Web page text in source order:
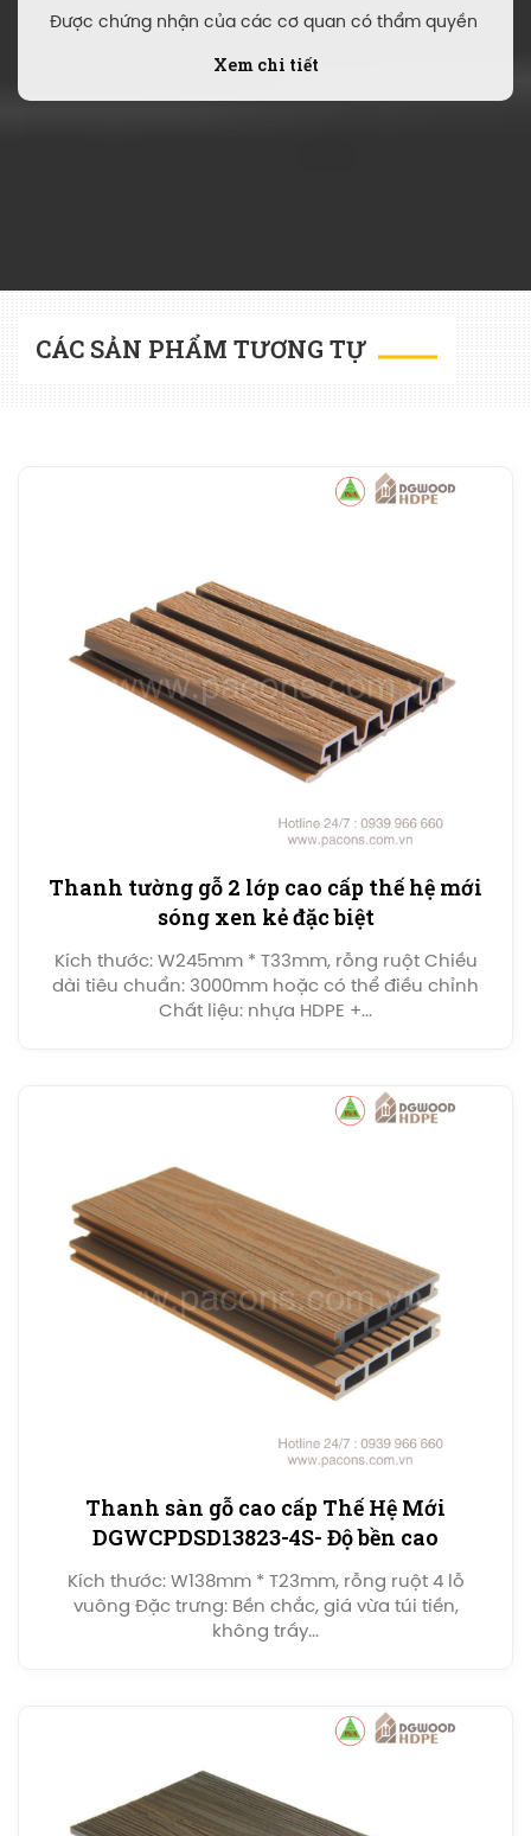
Được chứng nhận của các cơ quan có thẩm quyền
Xem chi tiết
CÁC SẢN PHẨM TƯƠNG TỰ
Thanh tường gỗ 2 lớp cao cấp thế hệ mới
sóng xen kẻ đặc biệt
Kích thước: W245mm * T33mm, rỗng ruột Chiều
dài tiêu chuẩn: 3000mm hoặc có thể điều chỉnh
Chất liệu: nhựa HDPE +...
Thanh sàn gỗ cao cấp Thế Hệ Mới
DGWCPDSD13823-4S- Độ bền cao
Kích thước: W138mm * T23mm, rỗng ruột 4 lỗ
vuông Đặc trưng: Bền chắc, giá vừa túi tiền,
không trầy...